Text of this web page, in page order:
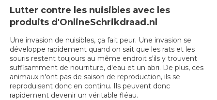
Lutter contre les nuisibles avec les
produits d'OnlineSchrikdraad.nl
Une invasion de nuisibles, ça fait peur. Une invasion se
développe rapidement quand on sait que les rats et les
souris restent toujours au même endroit s'ils y trouvent
suffisamment de nourriture, d'eau et un abri. De plus, ces
animaux n'ont pas de saison de reproduction, ils se
reproduisent donc en continu. Ils peuvent donc
rapidement devenir un véritable fléau.